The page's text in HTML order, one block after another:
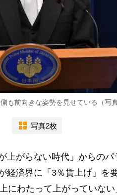
も前向きな姿勢を見せている（写真
写真2枚
がらない時代」からのパ
経済界に「3％賃上げ」を
にわたって上がっていな